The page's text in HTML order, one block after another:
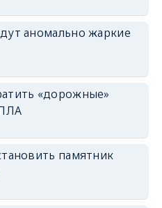
аномально жаркие
«дорожные»
памятник